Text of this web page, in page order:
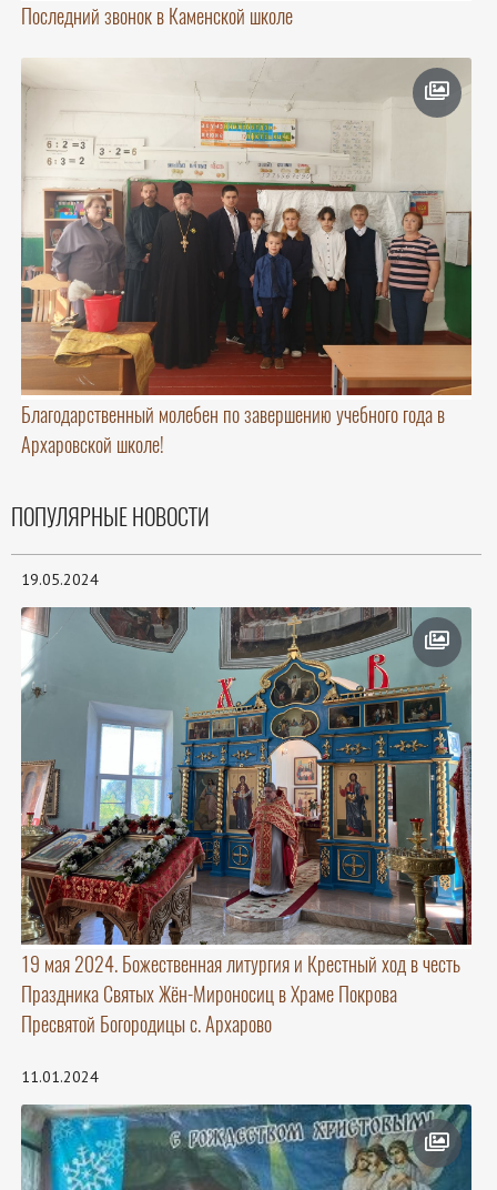
Последний звонок в Каменской школе
Благодарственный молебен по завершению учебного года в
Архаровской школе!
ПОПУЛЯРНЫЕ НОВОСТИ
19.05.2024
19 мая 2024. Божественная литургия и Крестный ход в честь
Праздника Святых Жён-Мироносиц в Храме Покрова
Пресвятой Богородицы с. Архарово
11.01.2024